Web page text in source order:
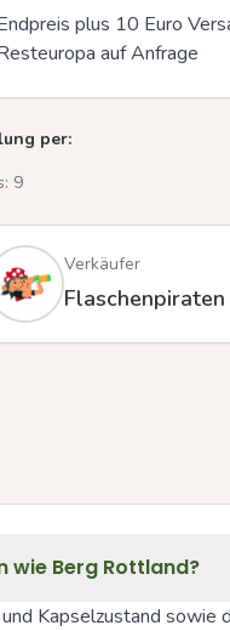
plus 10 Euro
auf Anfrage
per:
9
Verkäufer
Flaschenpiraten
wie Berg Rottland?
Kapselzustand sowie